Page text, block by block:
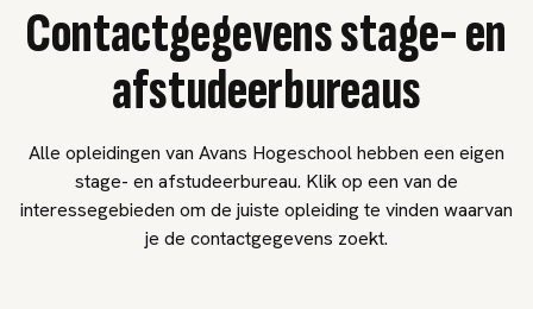
Contactgegevens stage- en
afstudeerbureaus
Alle opleidingen van Avans Hogeschool hebben een eigen
stage- en afstudeerbureau. Klik op een van de
interessegebieden om de juiste opleiding te vinden waarvan
je de contactgegevens zoekt.